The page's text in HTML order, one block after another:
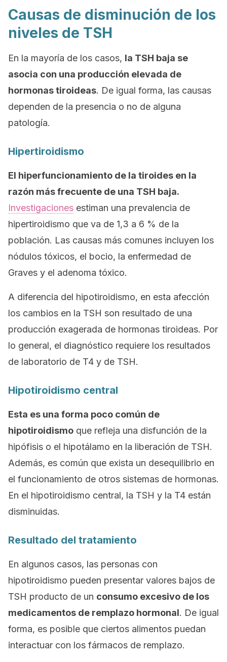
Causas de disminución de los
niveles de TSH
En la mayoría de los casos, la TSH baja se
asocia con una producción elevada de
hormonas tiroideas. De igual forma, las causas
dependen de la presencia o no de alguna
patología.
Hipertiroidismo
El hiperfuncionamiento de la tiroides en la
razón más frecuente de una TSH baja.
Investigaciones estiman una prevalencia de
hipertiroidismo que va de 1,3 a 6 % de la
población. Las causas más comunes incluyen los
nódulos tóxicos, el bocio, la enfermedad de
Graves y el adenoma tóxico.
A diferencia del hipotiroidismo, en esta afección
los cambios en la TSH son resultado de una
producción exagerada de hormonas tiroideas. Por
lo general, el diagnóstico requiere los resultados
de laboratorio de T4 y de TSH.
Hipotiroidismo central
Esta es una forma poco común de
hipotiroidismo que refleja una disfunción de la
hipófisis o el hipotálamo en la liberación de TSH.
Además, es común que exista un desequilibrio en
el funcionamiento de otros sistemas de hormonas.
En el hipotiroidismo central, la TSH y la T4 están
disminuidas.
Resultado del tratamiento
En algunos casos, las personas con
hipotiroidismo pueden presentar valores bajos de
TSH producto de un consumo excesivo de los
medicamentos de remplazo hormonal. De igual
forma, es posible que ciertos alimentos puedan
interactuar con los fármacos de remplazo.